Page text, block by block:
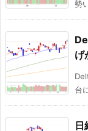
勢
げ
台